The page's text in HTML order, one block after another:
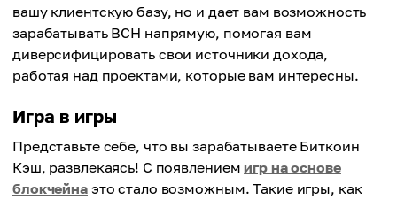
вашу клиентскую базу, но и дает вам возможность
зарабатывать BCH напрямую, помогая вам
диверсифицировать свои источники дохода,
работая над проектами, которые вам интересны.
Игра в игры
Представьте себе, что вы зарабатываете Биткоин
Кэш, развлекаясь! С появлениемигр на основе
блокчейнаэто стало возможным. Такие игры, как